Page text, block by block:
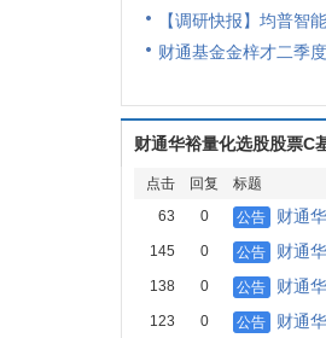
【调研快报】均普智
财通基金金梓才二季
财通华裕量化选股股票C
点击 回复 标题
63
0 公告 财通
145 0 公告 财通
138 0 公告 财通
123 0 公告 财通